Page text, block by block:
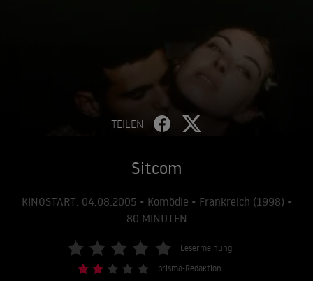
TEILEN
Sitcom
KINOSTART: 04.08.2005 • Komödie • Frankreich (1998) •
80 MINUTEN
Lesermeinung
prisma-Redaktion